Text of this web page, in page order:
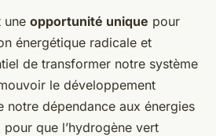
une opportunité unique pour
énergétique radicale et
de transformer notre système
le développement
notre dépendance aux énergies
que l’hydrogène vert